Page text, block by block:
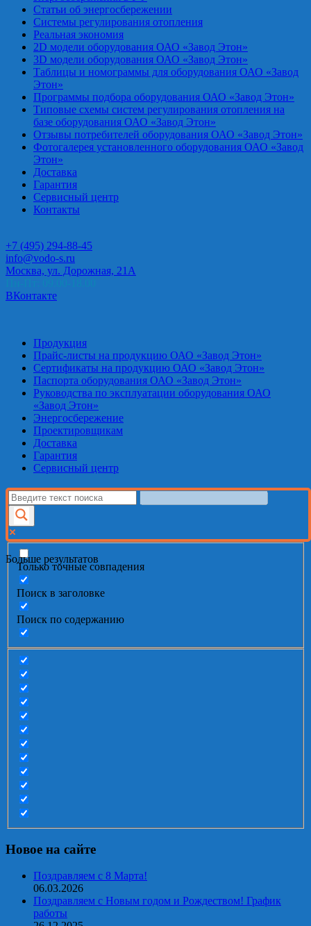
Статьи об энергосбережении
Системы регулирования отопления
Реальная экономия
2D модели оборудования ОАО «Завод Этон»
3D модели оборудования ОАО «Завод Этон»
Таблицы и номограммы для оборудования ОАО «Завод
Этон»
Программы подбора оборудования ОАО «Завод Этон»
Типовые схемы систем регулирования отопления на
базе оборудования ОАО «Завод Этон»
Отзывы потребителей оборудования ОАО «Завод Этон»
Фотогалерея установленного оборудования ОАО «Завод
Этон»
Доставка
Гарантия
Сервисный центр
Контакты
+7 (495) 294-88-45
info@vodo-s.ru
Москва, ул. Дорожная, 21А
ВКонтакте
Продукция
Прайс-листы на продукцию ОАО «Завод Этон»
Сертификаты на продукцию ОАО «Завод Этон»
Паспорта оборудования ОАО «Завод Этон»
Руководства по эксплуатации оборудования ОАО
«Завод Этон»
Энергосбережение
Проектировщикам
Доставка
Гарантия
Сервисный центр
Больше результатов
Только точные совпадения
Поиск в заголовке
Поиск по содержанию
Новое на сайте
Поздравляем с 8 Марта!
06.03.2026
Поздравляем с Новым годом и Рождеством! График
работы